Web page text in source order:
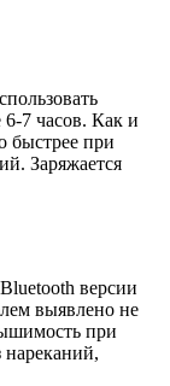
6-7 часов. Как и
быстрее при
Заряжается
версии
выявлено не
при
нареканий,